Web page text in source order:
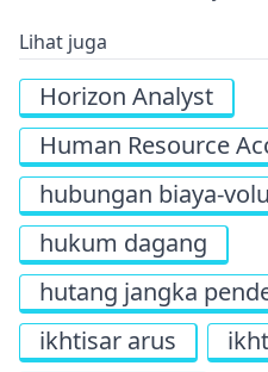
Lihat juga
Horizon Analyst
Human Resource
hubungan biaya-
hukum dagang
hutang jangka
ikhtisar arus